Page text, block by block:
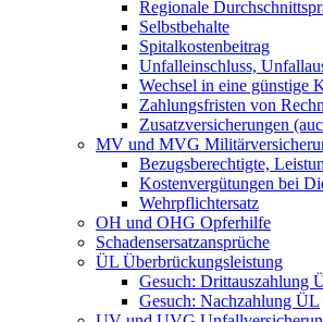
Regionale
Selbstbehalte
Spitalkostenbeitrag
Unfalleinschluss,
Wechsel in eine günstige
Zahlungsfristen von
Zusatzversicherungen
MV und MVG
Bezugsberechtigte,
Kostenvergütungen bei
Wehrpflichtersatz
OH und OHG Opferhilfe
Schadensersatzansprüche
ÜL Überbrückungsleistung
Gesuch: Drittauszahlung
Gesuch: Nachzahlung ÜL